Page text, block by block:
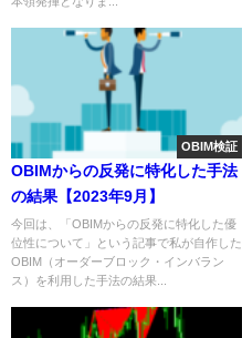
OBIM検証
OBIMからの反発に特化した手法
の結果【2023年9月】
今回は、「OBIMからの反発に特化した優
位性について」という記事で私が自作した
OBIM（オーダーブロック・インバラン
ス）を利用した手法の結果...